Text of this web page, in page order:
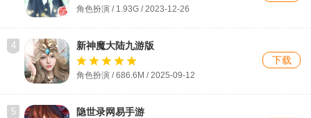
角色扮演 / 1.93G / 2023-12-26
4 新神魔大陆九游版
角色扮演 / 686.6M / 2025-09-12
下载
5 隐世录网易手游